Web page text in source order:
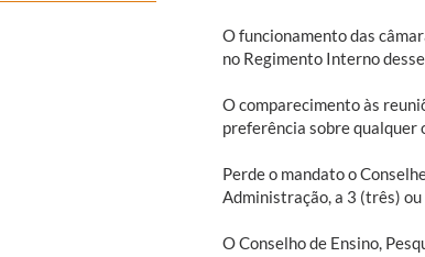
O funcionamento das
no Regimento Interno
O comparecimento às
preferência sobre
Perde o mandato o
Administração, a 3 (três)
O Conselho de Ensino,